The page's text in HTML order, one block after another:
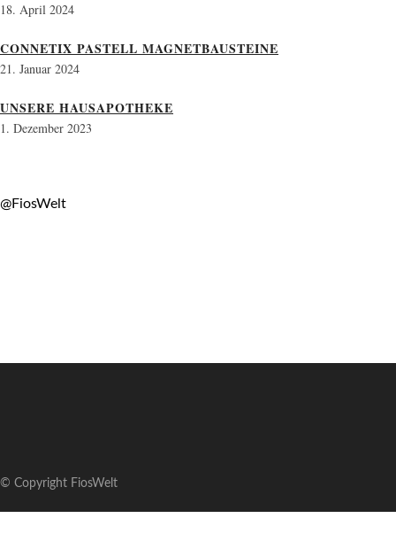
18. April 2024
CONNETIX PASTELL MAGNETBAUSTEINE
21. Januar 2024
UNSERE HAUSAPOTHEKE
1. Dezember 2023
@FiosWelt
© Copyright FiosWelt